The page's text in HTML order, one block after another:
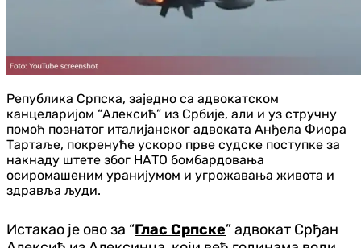
Република Српска, заједно са адвокатском
канцеларијом “Алексић” из Србије, али и уз стручну
помоћ познатог италијанског адвоката Анђела Фиора
Тартаље, покренуће ускоро прве судске поступке за
накнаду штете због НАТО бомбардовања
осиромашеним уранијумом и угрожавања живота и
здравља људи.
Истакао је ово за “Глас Српске” адвокат Срђан